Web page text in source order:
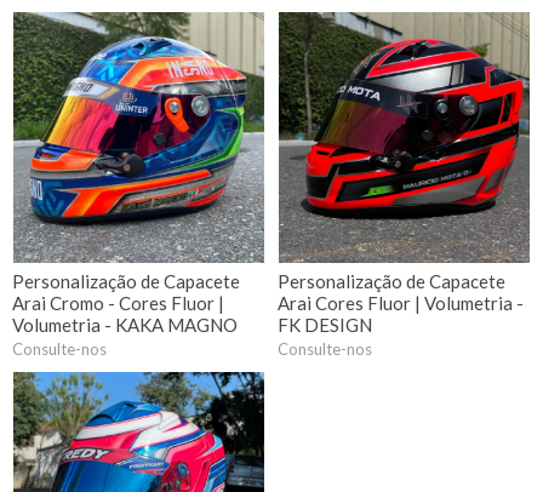
Personalização de Capacete
Arai Cromo - Cores Fluor |
Volumetria - KAKA MAGNO
Consulte-nos
Personalização de Capacete
Arai Cores Fluor | Volumetria -
FK DESIGN
Consulte-nos